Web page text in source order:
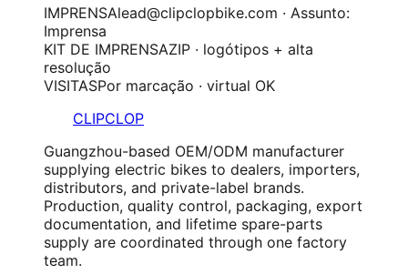
IMPRENSAlead@clipclopbike.com · Assunto:
Imprensa
KIT DE IMPRENSAZIP · logótipos + alta
resolução
VISITASPor marcação · virtual OK
CLIPCLOP
Guangzhou-based OEM/ODM manufacturer
supplying electric bikes to dealers, importers,
distributors, and private-label brands.
Production, quality control, packaging, export
documentation, and lifetime spare-parts
supply are coordinated through one factory
team.